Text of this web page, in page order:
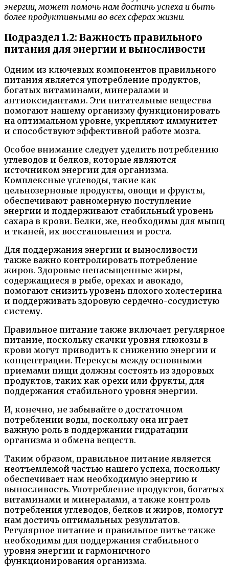
энергии, может помочь нам достичь успеха и быть
более продуктивными во всех сферах жизни.
Подраздел 1.2: Важность правильного
питания для энергии и выносливости
Одним из ключевых компонентов правильного
питания является употребление продуктов,
богатых витаминами, минералами и
антиоксидантами. Эти питательные вещества
помогают нашему организму функционировать
на оптимальном уровне, укрепляют иммунитет
и способствуют эффективной работе мозга.
Особое внимание следует уделить потреблению
углеводов и белков, которые являются
источником энергии для организма.
Комплексные углеводы, такие как
цельнозерновые продукты, овощи и фрукты,
обеспечивают равномерную поступление
энергии и поддерживают стабильный уровень
сахара в крови. Белки, же, необходимы для мышц
и тканей, их восстановления и роста.
Для поддержания энергии и выносливости
также важно контролировать потребление
жиров. Здоровые ненасыщенные жиры,
содержащиеся в рыбе, орехах и авокадо,
помогают снизить уровень плохого холестерина
и поддерживать здоровую сердечно-сосудистую
систему.
Правильное питание также включает регулярное
питание, поскольку скачки уровня глюкозы в
крови могут приводить к снижению энергии и
концентрации. Перекусы между основными
приемами пищи должны состоять из здоровых
продуктов, таких как орехи или фрукты, для
поддержания стабильного уровня энергии.
И, конечно, не забывайте о достаточном
потреблении воды, поскольку она играет
важную роль в поддержании гидратации
организма и обмена веществ.
Таким образом, правильное питание является
неотъемлемой частью нашего успеха, поскольку
обеспечивает нам необходимую энергию и
выносливость. Употребление продуктов, богатых
витаминами и минералами, а также контроль
потребления углеводов, белков и жиров, помогут
нам достичь оптимальных результатов.
Регулярное питание и правильное питье также
необходимы для поддержания стабильного
уровня энергии и гармоничного
функционирования организма.